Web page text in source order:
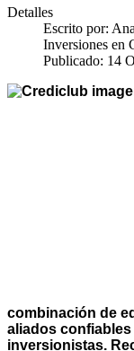
Detalles
Escrito por:
Inversiones en
Publicado: 14
combinación de
aliados
inversionistas.